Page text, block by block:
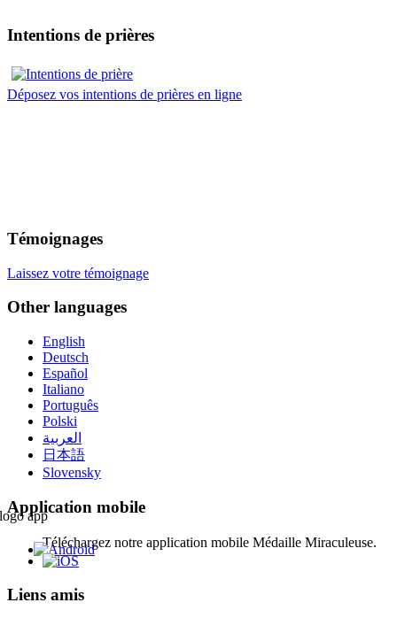
Intentions de prières
Déposez vos intentions de prières en ligne
Témoignages
Laissez votre témoignage
Other languages
English
Deutsch
Español
Italiano
Português
Polski
العربية
日本語
Slovensky
Application mobile
Téléchargez notre application mobile Médaille Miraculeuse.
Liens amis